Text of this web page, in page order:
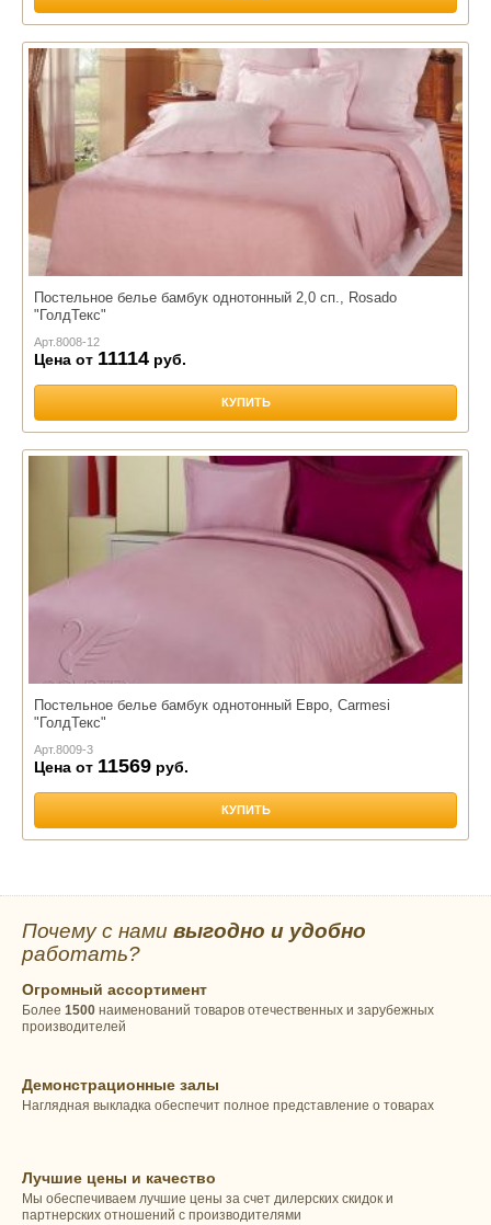
Постельное белье бамбук однотонный 2,0 сп., Rosado
"ГолдТекс"
Арт.8008-12
Цена от 11114 руб.
КУПИТЬ
Постельное белье бамбук однотонный Евро, Carmesi
"ГолдТекс"
Арт.8009-3
Цена от 11569 руб.
КУПИТЬ
Почему с нами выгодно и удобно
работать?
Огромный ассортимент
Более 1500 наименований товаров отечественных и зарубежных
производителей
Демонстрационные залы
Наглядная выкладка обеспечит полное представление о товарах
Лучшие цены и качество
Мы обеспечиваем лучшие цены за счет дилерских скидок и
партнерских отношений с производителями